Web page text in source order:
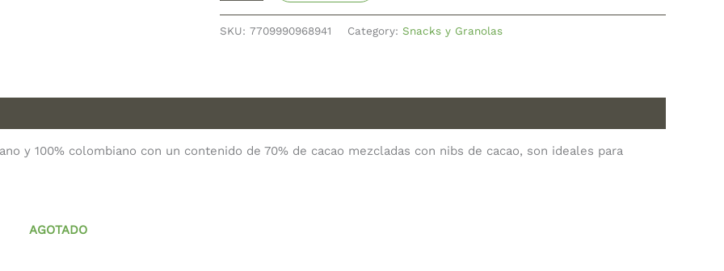
SKU: 7709990968941 Category: Snacks y Granolas
y 100% colombiano con un contenido de 70% de cacao mezcladas con nibs de cacao, son ideales para
AGOTADO